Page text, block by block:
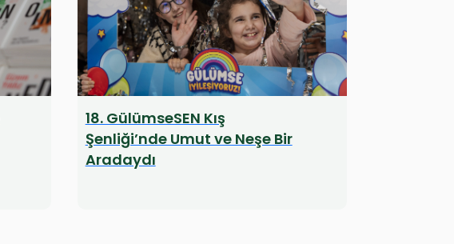
18. GülümseSEN Kış
Şenliği’nde Umut ve Neşe Bir
Aradaydı